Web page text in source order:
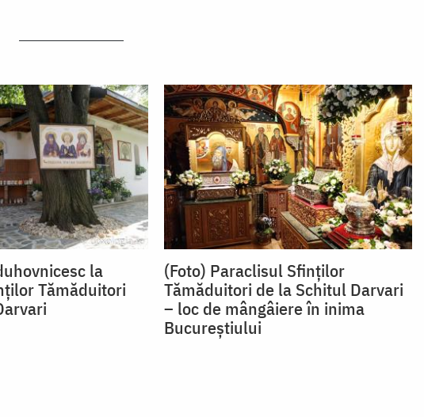
la
Tămăduitori
(Foto) Paraclisul Sfinților
Tămăduitori de la Schitul Darvari
– loc de mângâiere în inima
Bucureștiului